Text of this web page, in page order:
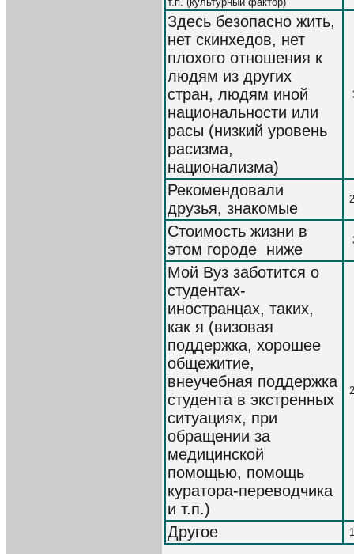
Здесь безопасно жить,
нет скинхедов, нет
плохого отношения к
людям из других
стран, людям иной
национальности или
расы (низкий уровень
расизма,
национализма)
Рекомендовали
друзья, знакомые
Стоимость жизни в
этом городе ниже
Мой Вуз заботится о
студентах-
иностранцах, таких,
как я (визовая
поддержка, хорошее
общежитие,
внеучебная поддержка
студента в экстренных
ситуациях, при
обращении за
медицинской
помощью, помощь
куратора-переводчика
и т.п.)
Другое